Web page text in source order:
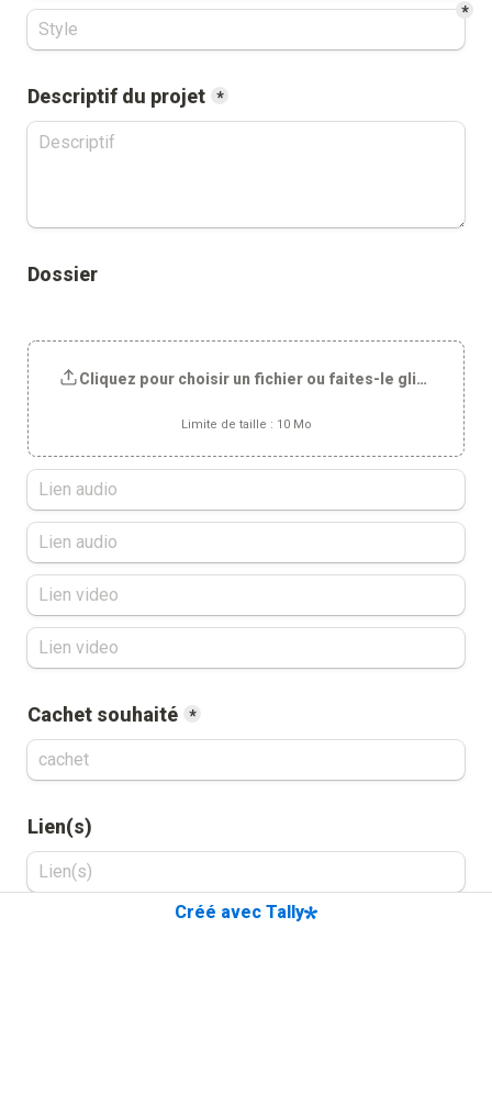
*
Descriptif du projet *
Dossier
Cliquez pour choisir un fichier ou faites-le glisser ici
Limite de taille : 10 Mo
Cachet souhaité *
Lien(s)
Créé avec Tally